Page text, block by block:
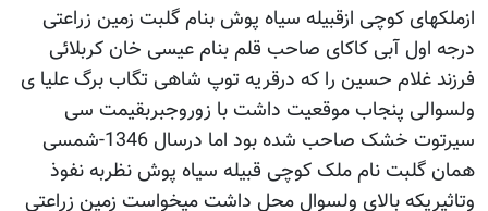
ازملکهای کوچی ازقبیله سیاه پوش بنام گلبت زمین زراعتی
درجه اول آبی کاکای صاحب قلم بنام عیسی خان کربلائی
فرزند غلام حسین را که درقریه توپ شاهی تگاب برگ علیا ی
ولسوالی پنجاب موقعیت داشت با زوروجبربقیمت سی
سیرتوت خشک صاحب شده بود اما درسال 1346-شمسی
همان گلبت نام ملک کوچی قبیله سیاه پوش نظربه نفوذ
وتاثیریکه بالای ولسوال محل داشت میخواست زمین زراعتی